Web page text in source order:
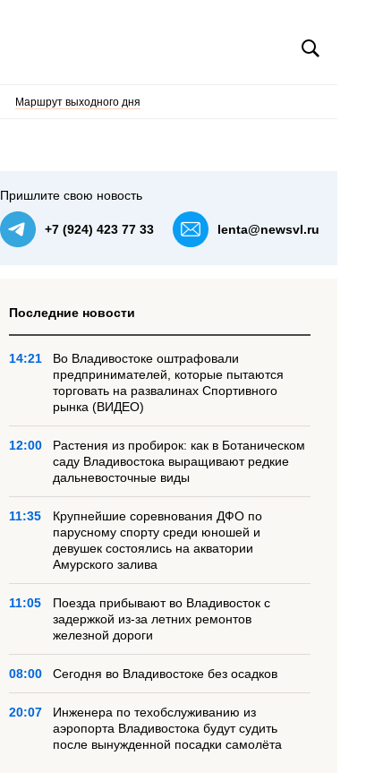
Маршрут выходного дня
Пришлите свою новость
+7 (924) 423 77 33 lenta@newsvl.ru
Последние новости
14:21
Во Владивостоке оштрафовали
предпринимателей, которые пытаются
торговать на развалинах Спортивного
рынка (ВИДЕО)
12:00
Растения из пробирок: как в Ботаническом
саду Владивостока выращивают редкие
дальневосточные виды
11:35
Крупнейшие соревнования ДФО по
парусному спорту среди юношей и
девушек состоялись на акватории
Амурского залива
11:05
Поезда прибывают во Владивосток с
задержкой из-за летних ремонтов
железной дороги
08:00 Сегодня во Владивостоке без осадков
20:07
Инженера по техобслуживанию из
аэропорта Владивостока будут судить
после вынужденной посадки самолёта